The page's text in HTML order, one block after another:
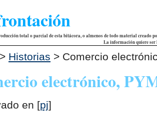
total o parcial de esta bitácora, o almenos de todo material creado
La información quiere ser
> Historias > Comercio
electrónico,
en [pj]